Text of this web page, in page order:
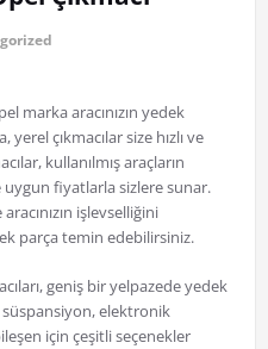
marka aracınızın yedek
çıkmacılar size hızlı ve
kullanılmış araçların
uygun fiyatlarla sizlere sunar.
işlevselliğini
parça temin edebilirsiniz.
geniş bir yelpazede yedek
elektronik
için çeşitli seçenekler